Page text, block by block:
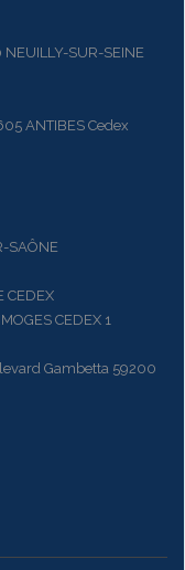
SUR-SEINE
ANTIBES Cedex
SAÔNE
CEDEX 1
Gambetta 59200